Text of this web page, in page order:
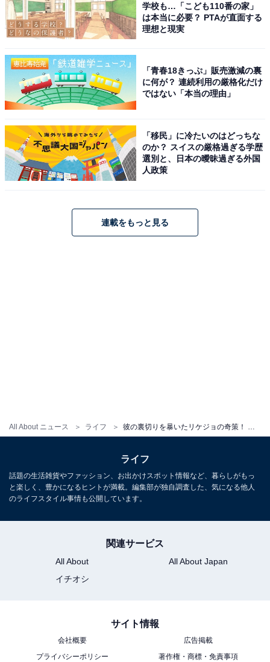
All About ニュース ライフ
寝ている夫の指で認証解除は当たり前!?
たという千葉県在住のしおりさん（仮名・34歳）は、昨
年秋、何気なくのぞいたご主人がヒョイと捨てたごみの
ご主人のいう「いつもの仲間」は総勢5人。さらにレシ
スを使ったカクテルなど、明らかに女性が頼むようなド
リンクの名前が書かれていて、しおりさんはご主人の浮
気を確信したといいます。
「こんなことを言うとウザイ女って思われるかもしれま
せんが、私、前から夫の携帯はよく覗き見してたんです
簡単に見ることができるんです」
学校も…「こども110番の家」
は本当に必要？ PTAが直面する
理想と現実
「青春18きっぷ」販売激減の裏
に何が？ 連続利用の厳格化だけ
ではない「本当の理由」
「移民」に冷たいのはどっちな
のか？ スイスの厳格過ぎる学歴
選別と、日本の曖昧過ぎる外国
人政策
連載をもっと見る
ライフ
話題の生活雑貨やファッション、お出かけスポット情報など、暮らしがもっ
と楽しく、豊かになるヒントが満載。編集部が独自調査した、気になる他人
のライフスタイル事情も公開しています。
関連サービス
All About
All About Japan
イチオシ
サイト情報
会社概要
広告掲載
プライバシーポリシー
著作権・商標・免責事項